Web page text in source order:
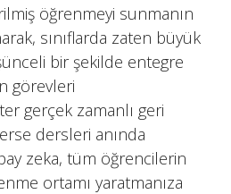
öğrenmeyi sunmanın
sınıflarda zaten büyük
bir şekilde entegre
görevleri
gerçek zamanlı geri
dersleri anında
zeka, tüm öğrencilerin
ortamı yaratmanıza